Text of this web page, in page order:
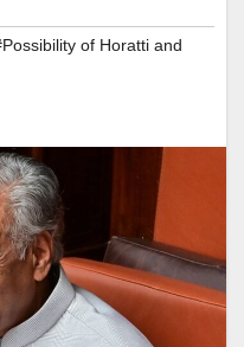
of Horatti and